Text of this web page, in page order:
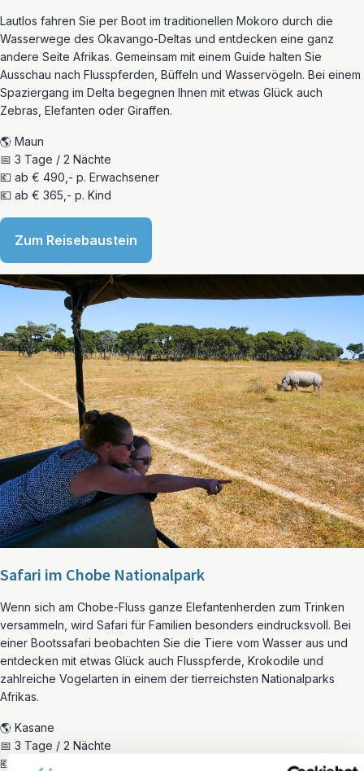
Lautlos fahren Sie per Boot im traditionellen Mokoro durch die
Wasserwege des Okavango-Deltas und entdecken eine ganz
andere Seite Afrikas. Gemeinsam mit einem Guide halten Sie
Ausschau nach Flusspferden, Büffeln und Wasservögeln. Bei einem
Spaziergang im Delta begegnen Ihnen mit etwas Glück auch
Zebras, Elefanten oder Giraffen.
🌎 Maun
📅 3 Tage / 2 Nächte
💶 ab € 490,- p. Erwachsener
💶 ab € 365,- p. Kind
Zum Reisebaustein
Safari im Chobe Nationalpark
Wenn sich am Chobe-Fluss ganze Elefantenherden zum Trinken
versammeln, wird Safari für Familien besonders eindrucksvoll. Bei
einer Bootssafari beobachten Sie die Tiere vom Wasser aus und
entdecken mit etwas Glück auch Flusspferde, Krokodile und
zahlreiche Vogelarten in einem der tierreichsten Nationalparks
Afrikas.
🌎 Kasane
📅 3 Tage / 2 Nächte
💶 ab € 350,- p. Erwachsener